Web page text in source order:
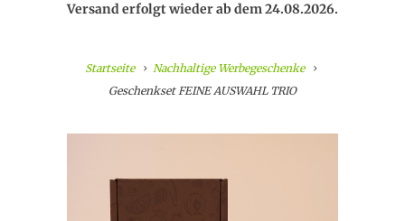
Versand erfolgt wieder ab dem 24.08.2026.
Startseite
Nachhaltige Werbegeschenke
Geschenkset FEINE AUSWAHL TRIO